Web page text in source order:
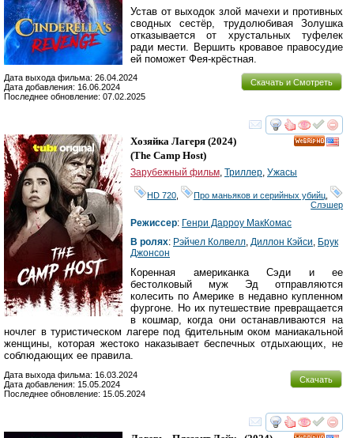
Устав от выходок злой мачехи и противных
сводных сестёр, трудолюбивая Золушка
отказывается от хрустальных туфелек
ради мести. Вершить кровавое правосудие
ей поможет Фея-крёстная.
Скачать и Смотреть
Дата выхода фильма: 26.04.2024
Дата добавления: 16.06.2024
Последнее обновление: 07.02.2025
смотреть
Хозяйка Лагеря (2024)
(The Camp Host)
Зарубежный фильм, Триллер, Ужасы
HD 720, Про маньяков и серийных убийц,
Слэшер
Режиссер: Генри Дарроу МакКомас
В ролях: Рэйчел Колвелл, Диллон Кэйси, Брук
Джонсон
Коренная американка Сэди и ее
бестолковый муж Эд отправляются
колесить по Америке в недавно купленном
фургоне. Но их путешествие превращается
в кошмар, когда они останавливаются на
ночлег в туристическом лагере под бдительным оком маниакальной
женщины, которая жестоко наказывает беспечных отдыхающих, не
соблюдающих ее правила.
Скачать
Дата выхода фильма: 16.03.2024
Дата добавления: 15.05.2024
Последнее обновление: 15.05.2024
смотреть